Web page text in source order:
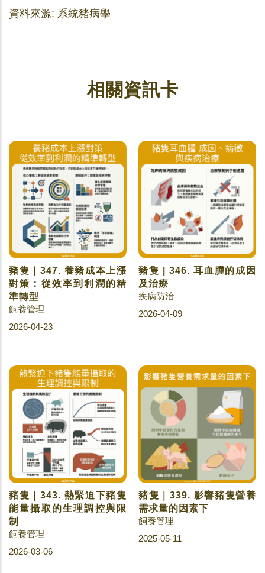
資料來源: 系統豬病學
相關資訊卡
豬隻｜347. 養豬成本上漲
對策：從效率到利潤的精
準轉型
飼養管理
2026-04-23
豬隻 | 346. 耳血腫的成因
及治療
疾病防治
2026-04-09
豬隻｜343. 熱緊迫下豬隻
能量攝取的生理調控與限
制
飼養管理
2026-03-06
豬隻｜339. 影響豬隻營養
需求量的因素下
飼養管理
2025-05-11